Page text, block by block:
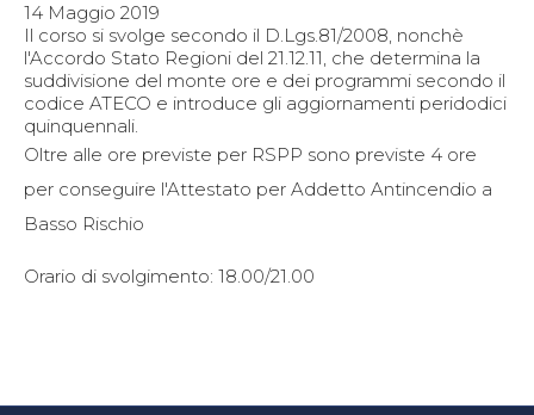
14 Maggio 2019
Il corso si svolge secondo il D.Lgs.81/2008, nonchè
l'Accordo Stato Regioni del 21.12.11, che determina la
suddivisione del monte ore e dei programmi secondo il
codice ATECO e introduce gli aggiornamenti peridodici
quinquennali.
Oltre alle ore previste per RSPP sono previste 4 ore
per conseguire l'Attestato per Addetto Antincendio a
Basso Rischio
Orario di svolgimento: 18.00/21.00